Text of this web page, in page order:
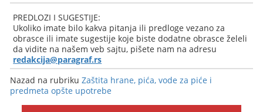
PREDLOZI I SUGESTIJE:
Ukoliko imate bilo kakva pitanja ili predloge vezano za
obrasce ili imate sugestije koje biste dodatne obrasce želeli
da vidite na našem veb sajtu, pišete nam na adresu
redakcija@paragraf.rs
Nazad na rubrikuZaštita hrane, pića, vode za piće i
predmeta opšte upotrebe